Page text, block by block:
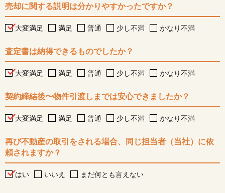
売却に関する説明は分かりやすかったですか？
大変満足 満足 普通 少し不満 かなり不満
査定書は納得できるものでしたか？
大変満足 満足 普通 少し不満 かなり不満
契約締結後〜物件引渡しまでは安心できましたか？
大変満足 満足 普通 少し不満 かなり不満
再び不動産の取引をされる場合、同じ担当者（当社）に依
頼されますか？
はい いいえ まだ何とも言えない